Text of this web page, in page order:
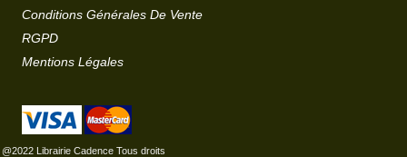
Conditions Générales De Vente
RGPD
Mentions Légales
@2022 Librairie Cadence Tous droits